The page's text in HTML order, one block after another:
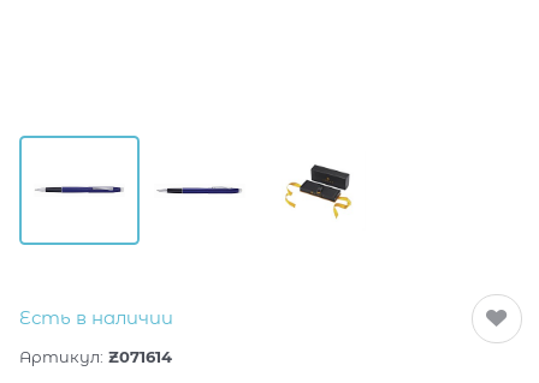
Есть в наличии
Артикул: Z071614